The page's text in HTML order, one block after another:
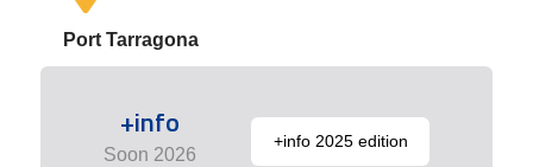
Port Tarragona
+info
Soon 2026
+info 2025 edition